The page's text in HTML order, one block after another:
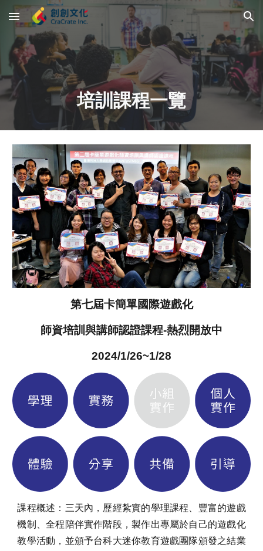
Skip to main content Skip to navigation
培訓課程一覽
第七屆卡簡單國際遊戲化
師資培訓與講師認證課程-熱烈開放中
2024/1/26~1/28
課程概述：三天內，歷經紮實的學理課程、豐富的遊戲
機制、全程陪伴實作階段，製作出專屬於自己的遊戲化
教學活動，並頒予台科大迷你教育遊戲團隊頒發之結業